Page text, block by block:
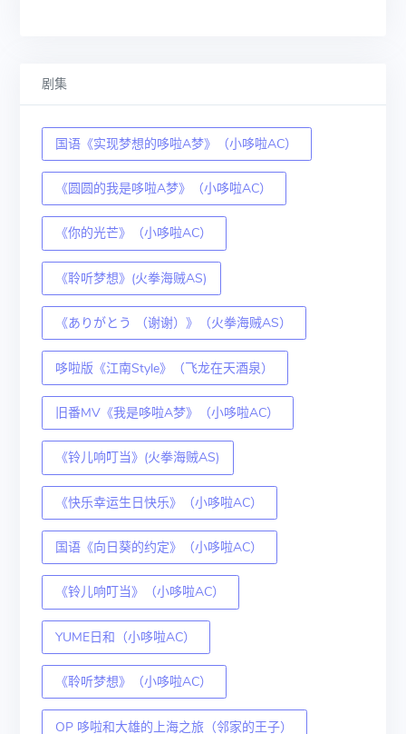
剧集
国语《实现梦想的哆啦A梦》（小哆啦AC）
《圆圆的我是哆啦A梦》（小哆啦AC）
《你的光芒》（小哆啦AC）
《聆听梦想》(火拳海贼AS)
《ありがとう （谢谢）》（火拳海贼AS）
哆啦版《江南Style》（飞龙在天酒泉）
旧番MV《我是哆啦A梦》（小哆啦AC）
《铃儿响叮当》(火拳海贼AS)
《快乐幸运生日快乐》（小哆啦AC）
国语《向日葵的约定》（小哆啦AC）
《铃儿响叮当》（小哆啦AC）
YUME日和（小哆啦AC）
《聆听梦想》（小哆啦AC）
OP 哆啦和大雄的上海之旅（邻家的王子）